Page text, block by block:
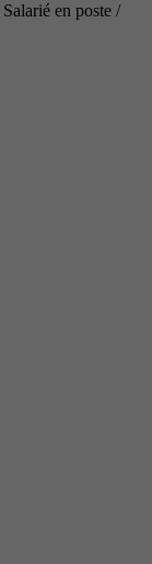
Salarié en poste /